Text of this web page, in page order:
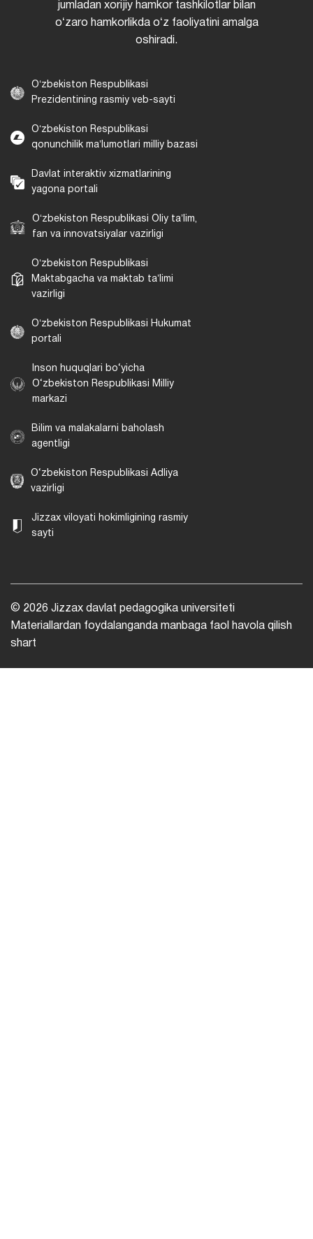
jumladan xorijiy hamkor tashkilotlar bilan
oʻzaro hamkorlikda oʻz faoliyatini amalga
oshiradi.
Oʻzbekiston Respublikasi
Prezidentining rasmiy veb-sayti
Oʻzbekiston Respublikasi
qonunchilik maʼlumotlari milliy bazasi
Davlat interaktiv xizmatlarining
yagona portali
Oʻzbekiston Respublikasi Oliy taʼlim,
fan va innovatsiyalar vazirligi
Oʻzbekiston Respublikasi
Maktabgacha va maktab taʼlimi
vazirligi
Oʻzbekiston Respublikasi Hukumat
portali
Inson huquqlari bo‘yicha
O‘zbekiston Respublikasi Milliy
markazi
Bilim va malakalarni baholash
agentligi
O‘zbekiston Respublikasi Adliya
vazirligi
Jizzax viloyati hokimligining rasmiy
sayti
© 2026 Jizzax davlat pedagogika universiteti
Materiallardan foydalanganda manbaga faol havola qilish
shart